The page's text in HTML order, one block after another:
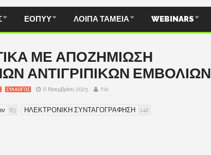
ΕΟΠΥΥ ΛΟΙΠΆ ΤΑΜΕΊΑ WEBINARS
ΜΕ ΑΠΟΖΗΜΙΩΣΗ
ΑΝΤΙΓΡΙΠΙΚΩΝ ΕΜΒΟΛΙΩΝ
ΣΥΛΛΟΓΟΣ 6 Νοεμβρίου 2025 fsk
83 ΗΛΕΚΤΡΟΝΙΚΗ ΣΥΝΤΑΓΟΓΡΑΦΗΣΗ 142